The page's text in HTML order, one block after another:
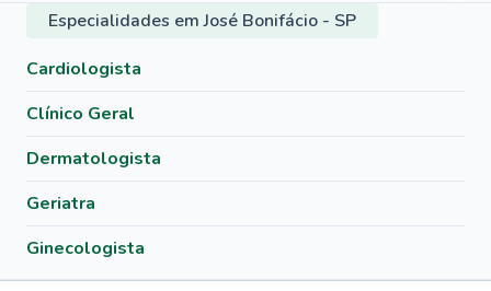
Especialidades em José Bonifácio - SP
Cardiologista
Clínico Geral
Dermatologista
Geriatra
Ginecologista